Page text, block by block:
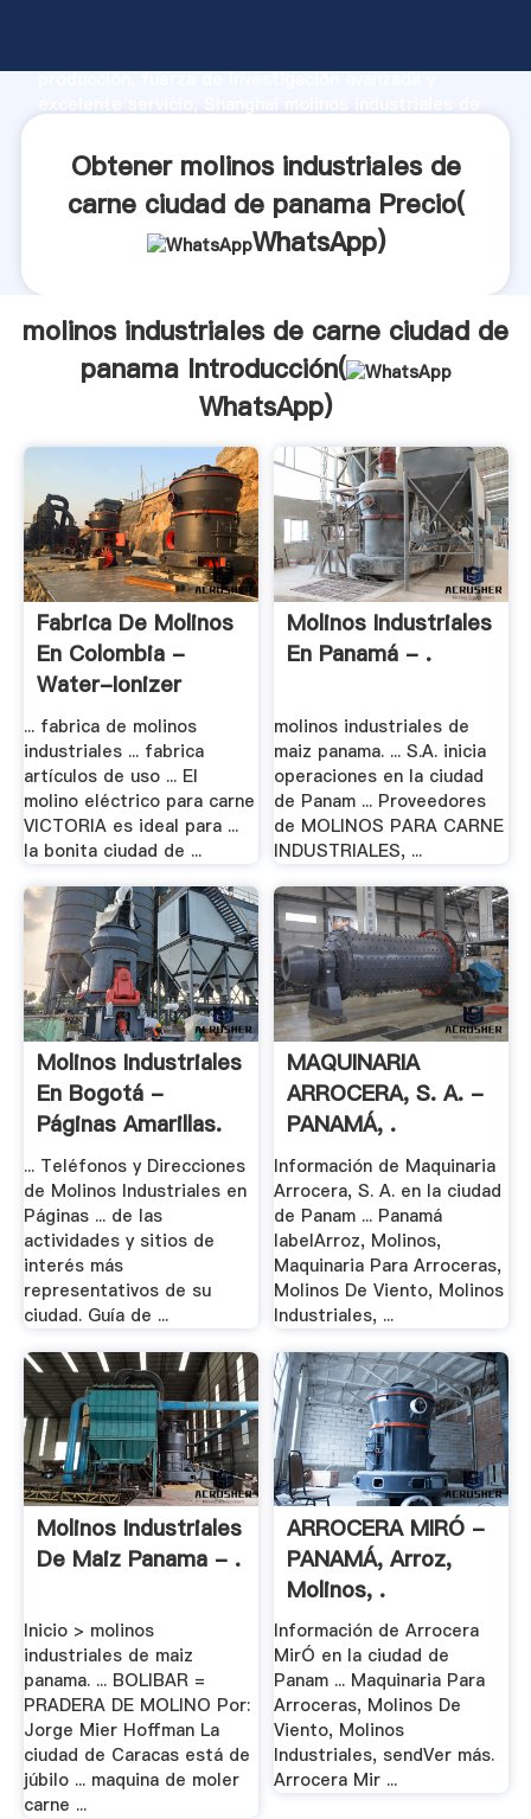
producción, fuerza de investigación avanzada y
aporta valores a todos los clientes.
Obtener molinos industriales de
carne ciudad de panama Precio(
WhatsApp)
molinos industriales de carne ciudad de
panama Introducción(
WhatsApp)
Fabrica De Molinos
En Colombia -
Water-Ionizer
... fabrica de molinos
industriales ... fabrica
artículos de uso ... El
molino eléctrico para carne
VICTORIA es ideal para ...
la bonita ciudad de ...
Molinos Industriales
En Panamá - .
molinos industriales de
maiz panama. ... S.A. inicia
operaciones en la ciudad
de Panam ... Proveedores
de MOLINOS PARA CARNE
INDUSTRIALES, ...
Molinos Industriales
En Bogotá -
Páginas Amarillas.
... Teléfonos y Direcciones
de Molinos Industriales en
Páginas ... de las
actividades y sitios de
interés más
representativos de su
ciudad. Guía de ...
MAQUINARIA
ARROCERA, S. A. -
PANAMÁ, .
Información de Maquinaria
Arrocera, S. A. en la ciudad
de Panam ... Panamá
labelArroz, Molinos,
Maquinaria Para Arroceras,
Molinos De Viento, Molinos
Industriales, ...
Molinos Industriales
De Maiz Panama - .
Inicio > molinos
industriales de maiz
panama. ... BOLIBAR =
PRADERA DE MOLINO Por:
Jorge Mier Hoffman La
ciudad de Caracas está de
júbilo ... maquina de moler
carne ...
ARROCERA MIRÓ -
PANAMÁ, Arroz,
Molinos, .
Información de Arrocera
MirÓ en la ciudad de
Panam ... Maquinaria Para
Arroceras, Molinos De
Viento, Molinos
Industriales, sendVer más.
Arrocera Mir ...